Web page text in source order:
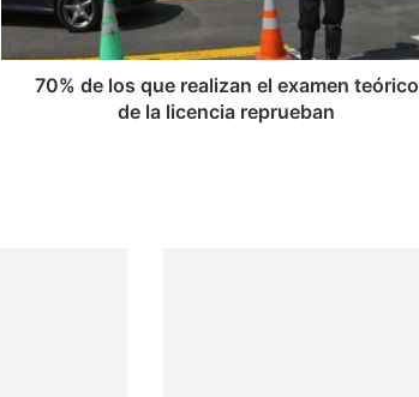
examen
teórico
de
70% de los que realizan el examen teórico
de la licencia reprueban